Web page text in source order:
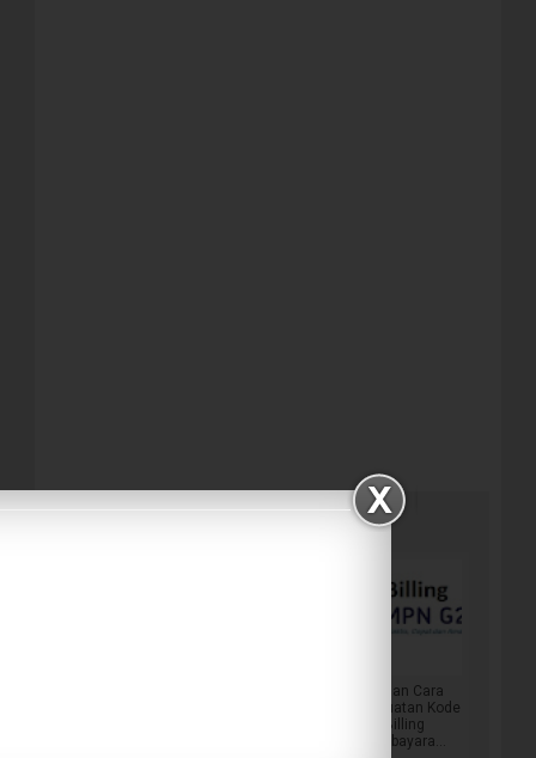
Pilihan Cara
Pembuatan Kode
Billing
Pembayara...